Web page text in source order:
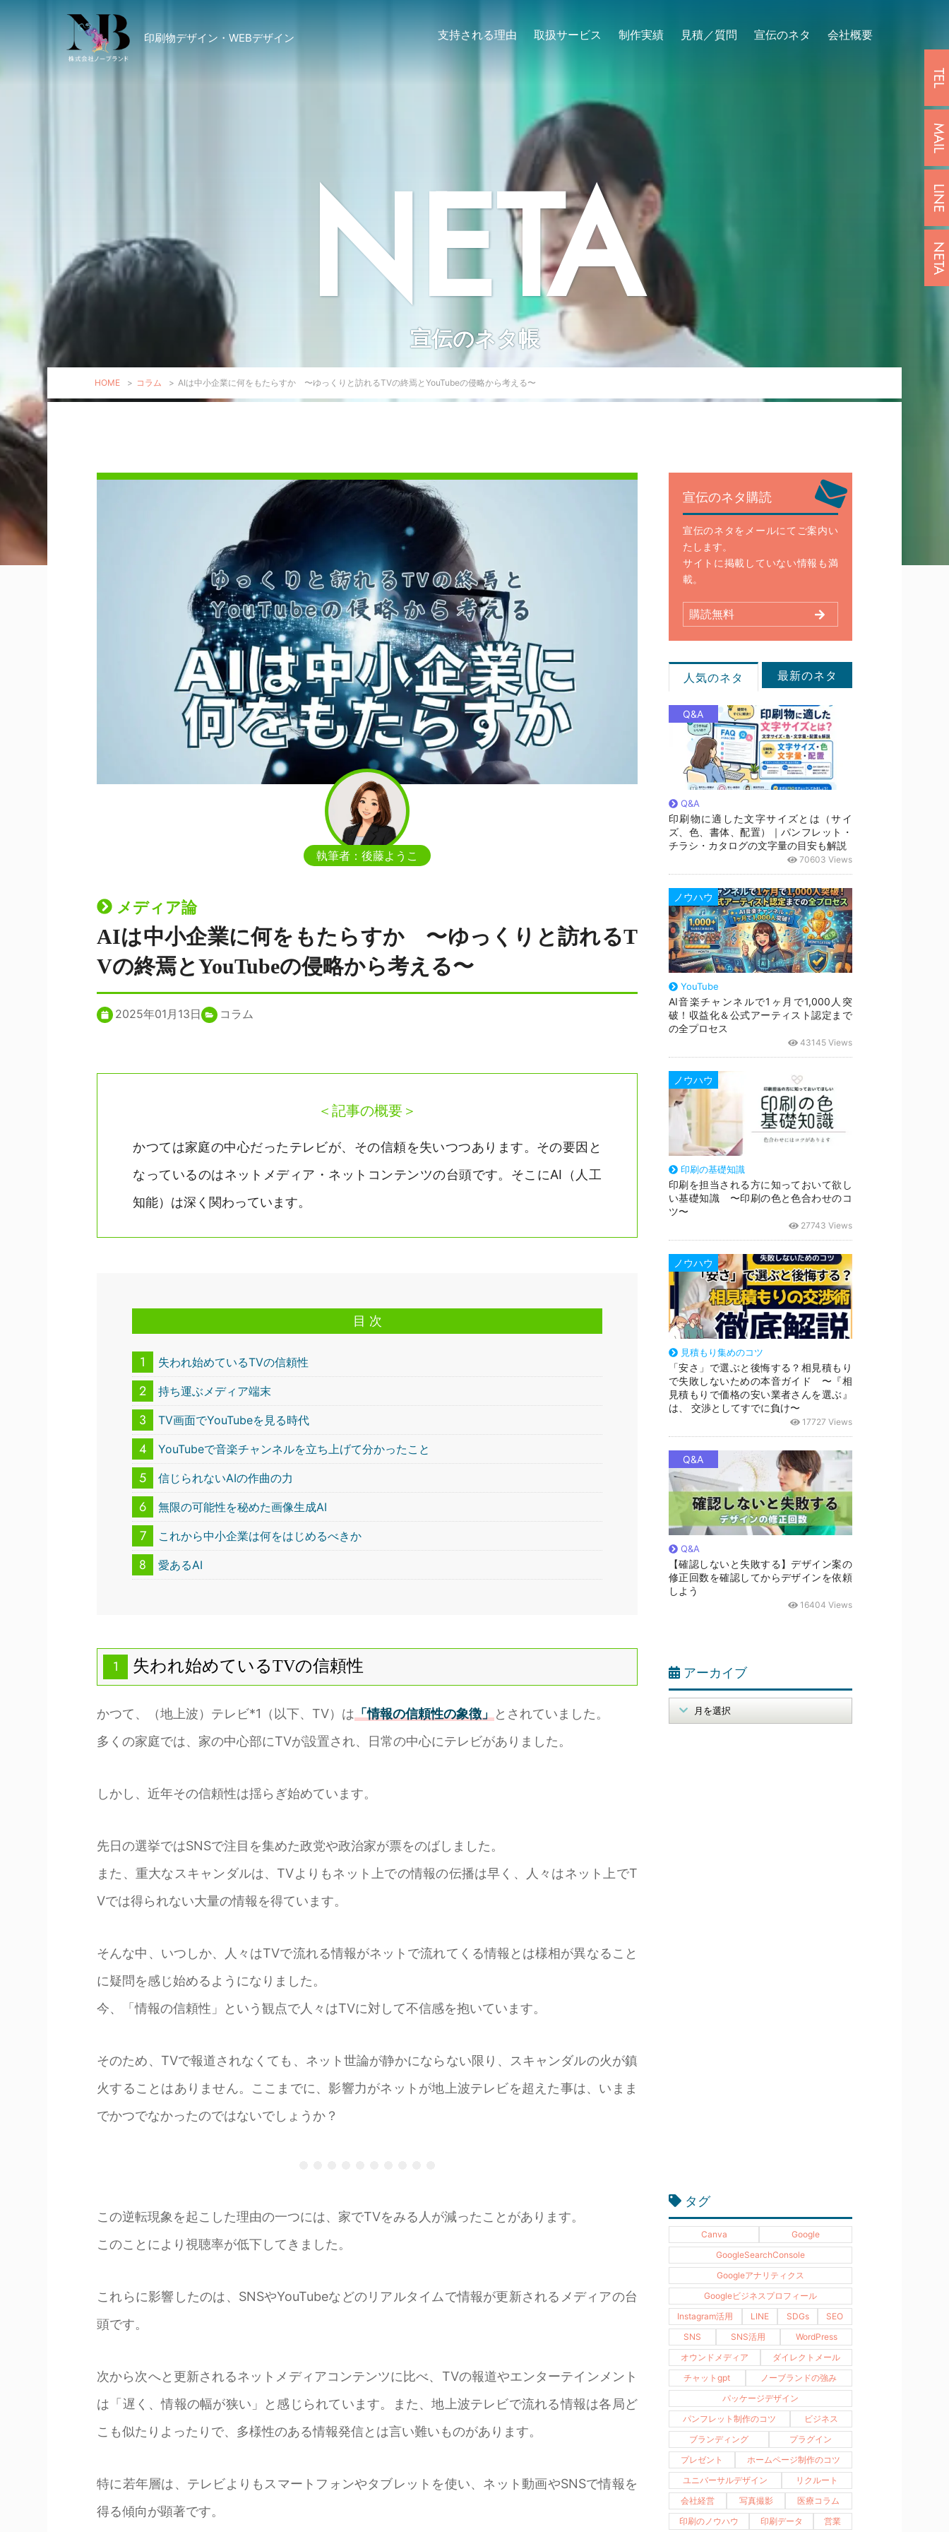
印刷物デザイン・WEBデザイン 支持される理由 取扱サービス 制作実績 見積／質問 宣伝のネタ 会社概要
NETA
宣伝のネタ帳
HOME > コラム > AIは中小企業に何をもたらすか 〜ゆっくりと訪れるTVの終焉とYouTubeの侵略から考える〜
執筆者：後藤ようこ
メディア論
AIは中小企業に何をもたらすか 〜ゆっくりと訪れるT
Vの終焉とYouTubeの侵略から考える〜
2025年01月13日 コラム
＜記事の概要＞
かつては家庭の中心だったテレビが、その信頼を失いつつあります。その要因と
なっているのはネットメディア・ネットコンテンツの台頭です。そこにAI（人工
知能）は深く関わっています。
目 次
1 失われ始めているTVの信頼性
2 持ち運ぶメディア端末
3 TV画面でYouTubeを見る時代
4 YouTubeで音楽チャンネルを立ち上げて分かったこと
5 信じられないAIの作曲の力
6 無限の可能性を秘めた画像生成AI
7 これから中小企業は何をはじめるべきか
8 愛あるAI
1 失われ始めているTVの信頼性
かつて、（地上波）テレビ*1（以下、TV）は 「情報の信頼性の象徴」
とされていました。
多くの家庭では、家の中心部にTVが設置され、日常の中心にテレビがありました。
しかし、近年その信頼性は揺らぎ始めています。
先日の選挙ではSNSで注目を集めた政党や政治家が票をのばしました。
また、重大なスキャンダルは、TVよりもネット上での情報の伝播は早く、人々はネット上でT
Vでは得られない大量の情報を得ています。
そんな中、いつしか、人々はTVで流れる情報がネットで流れてくる情報とは様相が異なること
に疑問を感じ始めるようになりました。
今、「情報の信頼性」という観点で人々はTVに対して不信感を抱いています。
そのため、TVで報道されなくても、ネット世論が静かにならない限り、スキャンダルの火が鎮
火することはありません。ここまでに、影響力がネットが地上波テレビを超えた事は、いまま
でかつでなかったのではないでしょうか？
この逆転現象を起こした理由の一つには、家でTVをみる人が減ったことがあります。
このことにより視聴率が低下してきました。
これらに影響したのは、SNSやYouTubeなどのリアルタイムで情報が更新されるメディアの台
頭です。
次から次へと更新されるネットメディアコンテンツに比べ、TVの報道やエンターテインメント
は「遅く、情報の幅が狭い」と感じられています。また、地上波テレビで流れる情報は各局ど
こも似たりよったりで、多様性のある情報発信とは言い難いものがあります。
特に若年層は、テレビよりもスマートフォンやタブレットを使い、ネット動画やSNSで情報を
得る傾向が顕著です。
宣伝のネタ購読
宣伝のネタをメールにてご案内い
たします。
サイトに掲載していない情報も満
載。
購読無料
人気のネタ 最新のネタ
Q&A
Q&A
印刷物に適した文字サイズとは（サイ
ズ、色、書体、配置）｜パンフレット・
チラシ・カタログの文字量の目安も解説
70603 Views
ノウハウ
YouTube
AI音楽チャンネルで1ヶ月で1,000人突
破！収益化＆公式アーティスト認定まで
の全プロセス
43145 Views
ノウハウ
印刷の基礎知識
印刷を担当される方に知っておいて欲し
い基礎知識 〜印刷の色と色合わせのコ
ツ〜
27743 Views
ノウハウ
見積もり集めのコツ
「安さ」で選ぶと後悔する？相見積もり
で失敗しないための本音ガイド 〜『相
見積もりで価格の安い業者さんを選ぶ』
は、 交渉としてすでに負け〜
17727 Views
Q&A
Q&A
【確認しないと失敗する】デザイン案の
修正回数を確認してからデザインを依頼
しよう
16404 Views
アーカイブ
タグ
Canva
Google
GoogleSearchConsole
Googleアナリティクス
Googleビジネスプロフィール
Instagram活用
LINE SDGs
SEO
SNS
SNS活用
WordPress
オウンドメディア
ダイレクトメール
チャットgpt
ノーブランドの強み
パッケージデザイン
パンフレット制作のコツ
ビジネス
ブランディング
プラグイン
プレゼント
ホームページ制作のコツ
ユニバーサルデザイン
リクルート
会社経営
写真撮影
医療コラム
印刷のノウハウ
印刷データ 営業
TEL
MAIL
LINE
NETA